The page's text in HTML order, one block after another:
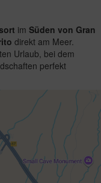
im Süden von Gran
direkt am Meer.
Urlaub, bei dem
perfekt